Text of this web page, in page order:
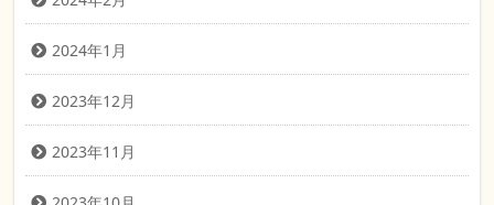
2024年1月
2023年12月
2023年11月